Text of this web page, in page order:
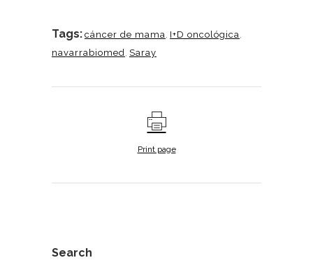
Tags: cáncer de mama, I+D oncológica,
navarrabiomed, Saray
Print page
Search